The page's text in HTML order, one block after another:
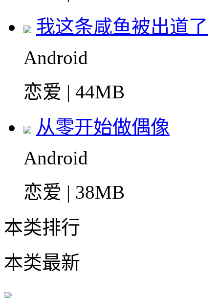
我这条咸鱼被出道了
Android
恋爱 | 44MB
从零开始做偶像
Android
恋爱 | 38MB
本类排行
本类最新